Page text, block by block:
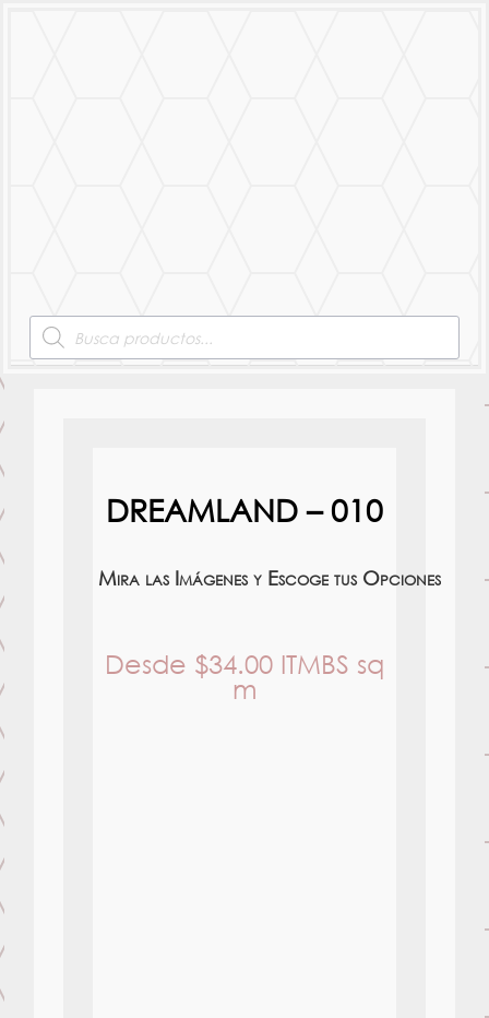
Products
search
DREAMLAND – 010
Mira las Imágenes y Escoge tus Opciones
Desde $34.00 ITMBS sq
m